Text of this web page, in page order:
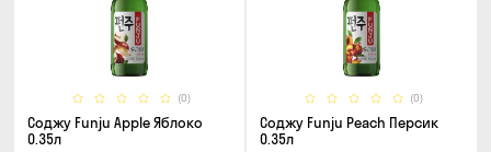
(0)
Соджу Funju Apple Яблоко
0.35л
(0)
Соджу Funju Peach Персик
0.35л